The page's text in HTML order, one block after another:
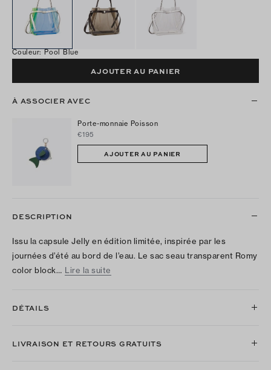
Couleur: Pool Blue
AJOUTER AU PANIER
À ASSOCIER AVEC
Porte-monnaie Poisson
€195
AJOUTER AU PANIER
DESCRIPTION
Issu la capsule Jelly en édition limitée, inspirée par les
journées d’été au bord de l’eau. Le sac seau transparent Romy
color block… Lire la suite
DÉTAILS
LIVRAISON ET RETOURS GRATUITS